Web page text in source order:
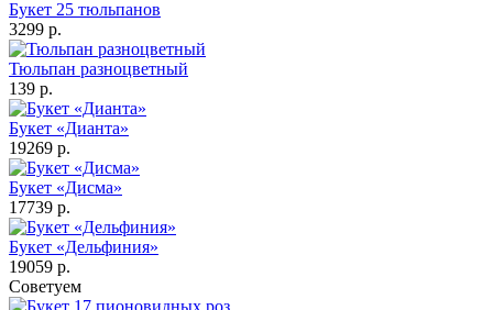
Букет 25 тюльпанов
3299 р.
Тюльпан разноцветный
139 р.
Букет «Дианта»
19269 р.
Букет «Дисма»
17739 р.
Букет «Дельфиния»
19059 р.
Советуем